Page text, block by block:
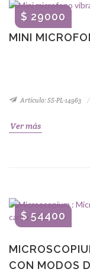
MINI
$ 29000
Artículo: SS-PL-14963
Ver más
CON MODOS
$ 54400